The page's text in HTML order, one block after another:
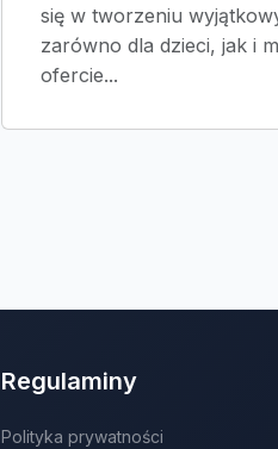
się w tworzeniu
zarówno dla dzieci, jak i
ofercie...
Regulaminy
Polityka prywatności